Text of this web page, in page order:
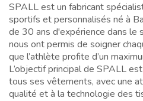
SPALL est un fabricant
sportifs et personnalisés né à
de 30 ans d'expérience dans
nous ont permis de soigner
que l’athlète profite d’un
L’objectif principal de SPALL
tous ses vêtements, avec une
qualité et à la technologie des